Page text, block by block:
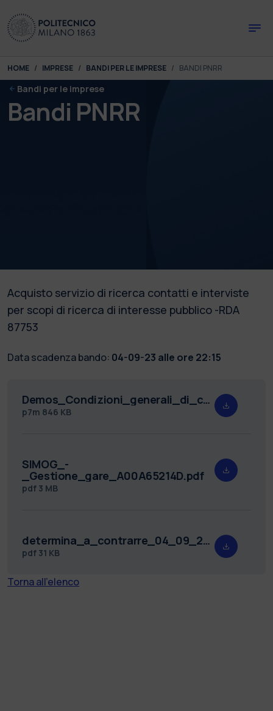
You are here:
HOME IMPRESE BANDI PER LE IMPRESE BANDI PNRR
Bandi per le imprese
Bandi PNRR
Acquisto servizio di ricerca contatti e interviste
per scopi di ricerca di interesse pubblico -RDA
87753
Data scadenza bando: 04-09-23 alle ore 22:15
Demos_Condizioni_generali_di_contratto_ITA_agg_0_rev.05.pdf.p7m
p7m 846 KB
SIMOG_-
_Gestione_gare_A00A65214D.pdf
pdf 3 MB
determina_a_contrarre_04_09_2023.pdf
pdf 31 KB
Torna all'elenco